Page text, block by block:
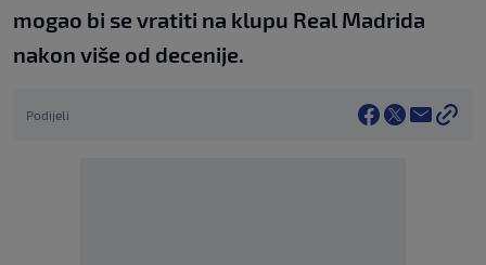
mogao bi se vratiti na klupu Real Madrida
nakon više od decenije.
Podijeli